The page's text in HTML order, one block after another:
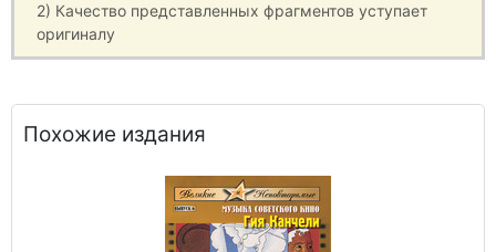
2) Качество представленных фрагментов уступает
оригиналу
Похожие издания